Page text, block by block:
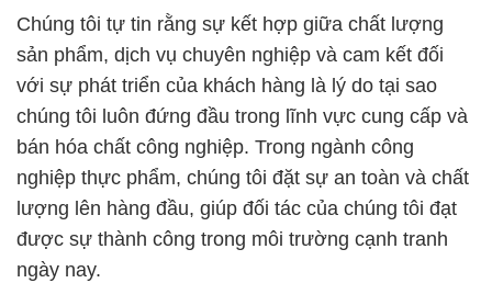
Chúng tôi tự tin rằng sự kết hợp giữa chất lượng
sản phẩm, dịch vụ chuyên nghiệp và cam kết đối
với sự phát triển của khách hàng là lý do tại sao
chúng tôi luôn đứng đầu trong lĩnh vực cung cấp và
bán hóa chất công nghiệp. Trong ngành công
nghiệp thực phẩm, chúng tôi đặt sự an toàn và chất
lượng lên hàng đầu, giúp đối tác của chúng tôi đạt
được sự thành công trong môi trường cạnh tranh
ngày nay.